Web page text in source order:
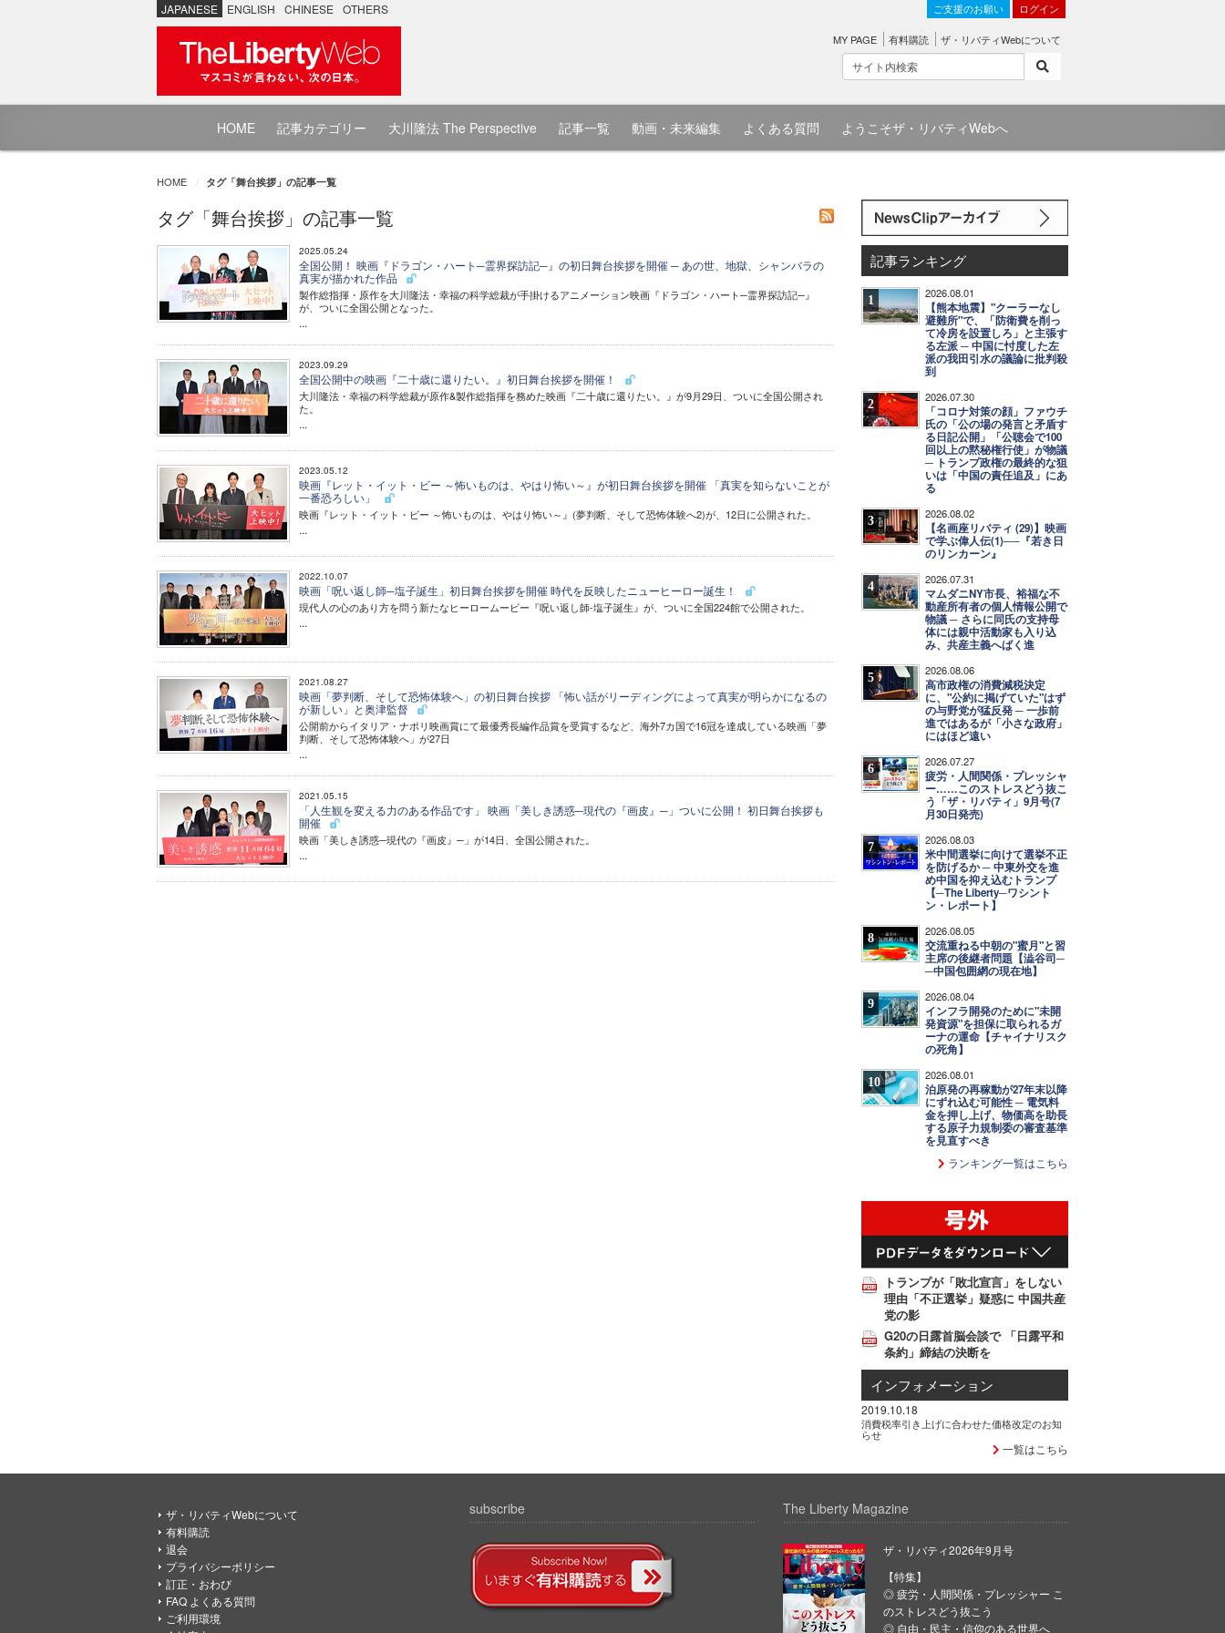
JAPANESE ENGLISH CHINESE OTHERS ご支援のお願い ログイン
MY PAGE 有料購読 ザ・リバティWebについて
HOME 記事カテゴリー 大川隆法 The Perspective 記事一覧 動画・未来編集 よくある質問 ようこそザ・リバティWebへ
HOME タグ「舞台挨拶」の記事一覧
タグ「舞台挨拶」の記事一覧
2025.05.24
全国公開！ 映画『ドラゴン・ハート─霊界探訪記─』の初日舞台挨拶を開催 ─ あの世、地獄、シャンバラの
真実が描かれた作品
製作総指揮・原作を大川隆法・幸福の科学総裁が手掛けるアニメーション映画『ドラゴン・ハート─霊界探訪記─』
が、ついに全国公開となった。
...
2023.09.29
全国公開中の映画『二十歳に還りたい。』初日舞台挨拶を開催！
大川隆法・幸福の科学総裁が原作&製作総指揮を務めた映画『二十歳に還りたい。』が9月29日、ついに全国公開され
た。
...
2023.05.12
映画『レット・イット・ビー ～怖いものは、やはり怖い～』が初日舞台挨拶を開催 「真実を知らないことが
一番恐ろしい」
映画『レット・イット・ビー ～怖いものは、やはり怖い～』(夢判断、そして恐怖体験へ2)が、12日に公開された。
...
2022.10.07
映画「呪い返し師─塩子誕生」初日舞台挨拶を開催 時代を反映したニューヒーロー誕生！
現代人の心のあり方を問う新たなヒーロームービー『呪い返し師-塩子誕生』が、ついに全国224館で公開された。
...
2021.08.27
映画「夢判断、そして恐怖体験へ」の初日舞台挨拶 「怖い話がリーディングによって真実が明らかになるの
が新しい」と奥津監督
公開前からイタリア・ナポリ映画賞にて最優秀長編作品賞を受賞するなど、海外7カ国で16冠を達成している映画「夢
判断、そして恐怖体験へ」が27日
...
2021.05.15
「人生観を変える力のある作品です」 映画「美しき誘惑─現代の『画皮』─」ついに公開！ 初日舞台挨拶も
開催
映画「美しき誘惑─現代の『画皮』─」が14日、全国公開された。
...
記事ランキング
1 2026.08.01
【熊本地震】"クーラーなし
避難所"で、「防衛費を削っ
て冷房を設置しろ」と主張す
る左派 ─ 中国に忖度した左
派の我田引水の議論に批判殺
到
2 2026.07.30
「コロナ対策の顔」ファウチ
氏の「公の場の発言と矛盾す
る日記公開」「公聴会で100
回以上の黙秘権行使」が物議
─ トランプ政権の最終的な狙
いは「中国の責任追及」にあ
る
3 2026.08.02
【名画座リバティ (29)】映画
で学ぶ偉人伝(1)──『若き日
のリンカーン』
4 2026.07.31
マムダニNY市長、裕福な不
動産所有者の個人情報公開で
物議 ─ さらに同氏の支持母
体には親中活動家も入り込
み、共産主義へばく進
5 2026.08.06
高市政権の消費減税決定
に、"公約に掲げていた"はず
の与野党が猛反発 ─ 一歩前
進ではあるが「小さな政府」
にはほど遠い
6 2026.07.27
疲労・人間関係・プレッシャ
ー……このストレスどう抜こ
う「ザ・リバティ」9月号(7
月30日発売)
7 2026.08.03
米中間選挙に向けて選挙不正
を防げるか ─ 中東外交を進
め中国を抑え込むトランプ
【─The Liberty─ワシント
ン・レポート】
8 2026.08.05
交流重ねる中朝の"蜜月"と習
主席の後継者問題【澁谷司─
─中国包囲網の現在地】
9 2026.08.04
インフラ開発のために"未開
発資源"を担保に取られるガ
ーナの運命【チャイナリスク
の死角】
10 2026.08.01
泊原発の再稼動が27年末以降
にずれ込む可能性 ─ 電気料
金を押し上げ、物価高を助長
する原子力規制委の審査基準
を見直すべき
ランキング一覧はこちら
トランプが「敗北宣言」をしない
理由「不正選挙」疑惑に 中国共産
党の影
G20の日露首脳会談で 「日露平和
条約」締結の決断を
インフォメーション
2019.10.18
消費税率引き上げに合わせた価格改定のお知
らせ
一覧はこちら
ザ・リバティWebについて
有料購読
退会
プライバシーポリシー
訂正・おわび
FAQ よくある質問
ご利用環境
subscribe The Liberty Magazine
ザ・リバティ2026年9月号
【特集】
◎ 疲労・人間関係・プレッシャー こ
のストレスどう抜こう
◎ 自由・民主・信仰のある世界へ